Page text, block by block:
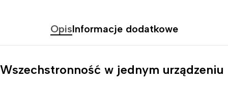
OpisInformacje dodatkowe
Wszechstronność w jednym urządzeniu